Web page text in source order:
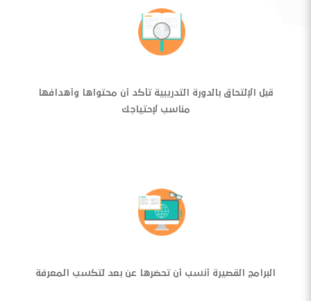
قبل الإلتحاق بالدورة التدريبية تأكد أن محتواها وأهدافها
مناسب لإحتياجك
البرامج القصيرة أنسب أن تحضرها عن بعد لتكسب المعرفة